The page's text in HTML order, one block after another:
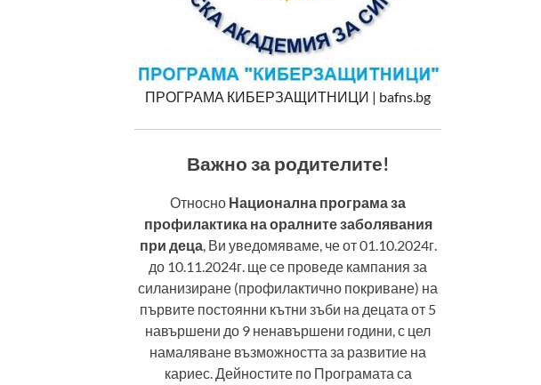
ПРОГРАМА КИБЕРЗАЩИТНИЦИ | bafns.bg
Важно за родителите!
Относно Национална програма за
профилактика на оралните заболявания
при деца , Ви уведомяваме, че от 01.10.2024г.
до 10.11.2024г. ще се проведе кампания за
силанизиране (профилактично покриване) на
първите постоянни кътни зъби на децата от 5
навършени до 9 ненавършени години, с цел
намаляване възможността за развитие на
кариес. Дейностите по Програмата са